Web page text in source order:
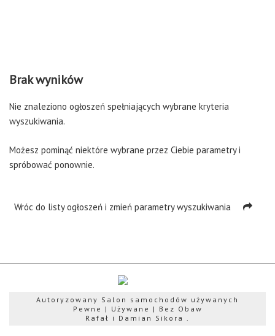
Brak wyników
Nie znaleziono ogłoszeń spełniających wybrane kryteria
wyszukiwania.
Możesz pominąć niektóre wybrane przez Ciebie parametry i
spróbować ponownie.
Wróc do listy ogłoszeń i zmień parametry wyszukiwania
Autoryzowany Salon samochodów używanych
Pewne | Używane | Bez Obaw
Rafał i Damian Sikora .